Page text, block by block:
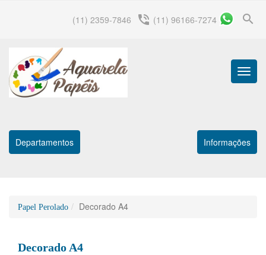
search
(11) 2359-7846 phone_in_talk (11) 96166-7274
Menu
Departamentos Informações
Papel Perolado Decorado A4
Decorado A4